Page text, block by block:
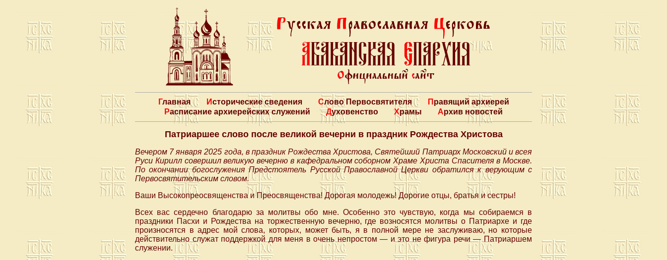
Главная Исторические сведения Слово Первосвятителя
Правящий архиерей
Расписание архиерейских служений
Духовенство Храмы Архив новостей
Патриаршее слово после великой вечерни в праздник Рождества Христова
Вечером 7 января 2025 года, в праздник Рождества Христова, Святейший Патриарх Московский и всея
Руси Кирилл совершил великую вечерню в кафедральном соборном Храме Христа Спасителя в Москве.
По окончании богослужения Предстоятель Русской Православной Церкви обратился к верующим с
Первосвятительским словом.
Ваши Высокопреосвященства и Преосвященства! Дорогая молодежь! Дорогие отцы, братья и сестры!
Всех вас сердечно благодарю за молитвы обо мне. Особенно это чувствую, когда мы собираемся в
праздники Пасхи и Рождества на торжественную вечерню, где возносятся молитвы о Патриархе и где
произносятся в адрес мой слова, которых, может быть, я в полной мере не заслуживаю, но которые
действительно служат поддержкой для меня в очень непростом — и это не фигура речи — Патриаршем
служении.